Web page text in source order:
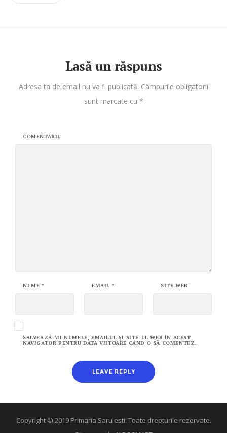
Lasă un răspuns
Adresa ta de email nu va fi publicată. Câmpurile obligatorii
sunt marcate cu *
COMENTARIU
NUME * EMAIL * SITE WEB
SALVEAZĂ-MI NUMELE, EMAILUL ȘI SITE-UL WEB ÎN ACEST
NAVIGATOR PENTRU DATA VIITOARE CÂND O SĂ COMENTEZ.
Copyright © 2019 Primaria Sarulesti. Toate drepturile rezervate.